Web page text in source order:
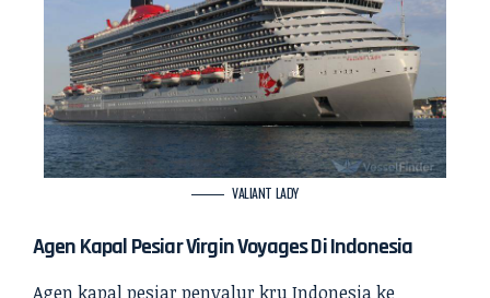
VALIANT LADY
Agen Kapal Pesiar Virgin Voyages Di Indonesia
Agen kapal pesiarpenyalur kru Indonesia ke